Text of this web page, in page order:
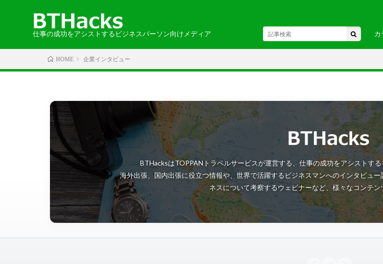
仕事の成功をアシストするビジネスパーソン向けメディア カ
カテゴリから探す 語学 駅・空港
エリアから探す ・北海道・東北 ・関東
・中国・四国 ・九州・沖縄
・北アメリカ ・アフリカ
お知らせ 2024-05-30
HOME 企業インタビュー
BTHacksはTOPPANトラベルサービスが運営する、仕事の成功をアシストす
海外出張、国内出張に役立つ情報や、世界で活躍するビジネスマンへのインタビュ
ネスについて考察するウェビナーなど、様々なコンテン